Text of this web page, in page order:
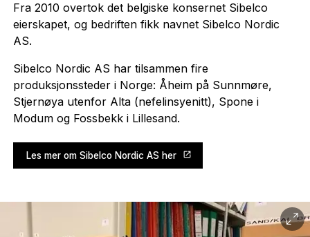
Fra 2010 overtok det belgiske konsernet Sibelco
eierskapet, og bedriften fikk navnet Sibelco Nordic
AS.
Sibelco Nordic AS har tilsammen fire
produksjonssteder i Norge: Åheim på Sunnmøre,
Stjernøya utenfor Alta (nefelinsyenitt), Spone i
Modum og Fossbekk i Lillesand.
Les mer om Sibelco Nordic AS her